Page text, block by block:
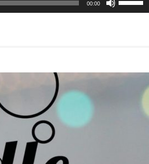
00:00
les
le